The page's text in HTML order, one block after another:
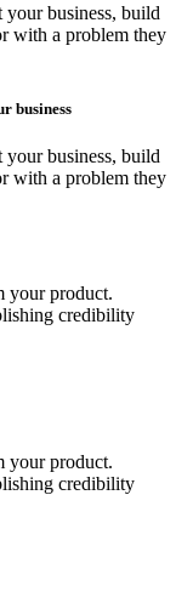
business, build
with a problem they
business
business, build
with a problem they
your product.
credibility
your product.
credibility